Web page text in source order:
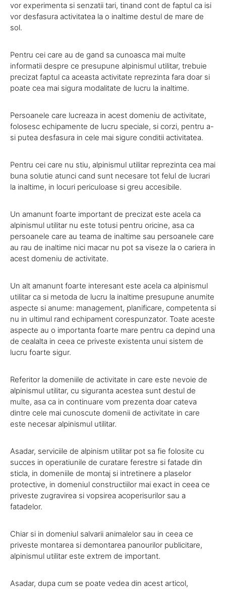
vor experimenta si senzatii tari, tinand cont de faptul ca isi
vor desfasura activitatea la o inaltime destul de mare de
sol.
Pentru cei care au de gand sa cunoasca mai multe
informatii despre ce presupune alpinismul utilitar, trebuie
precizat faptul ca aceasta activitate reprezinta fara doar si
poate cea mai sigura modalitate de lucru la inaltime.
Persoanele care lucreaza in acest domeniu de activitate,
folosesc echipamente de lucru speciale, si corzi, pentru a-
si putea desfasura in cele mai sigure conditii activitatea.
Pentru cei care nu stiu, alpinismul utilitar reprezinta cea mai
buna solutie atunci cand sunt necesare tot felul de lucrari
la inaltime, in locuri periculoase si greu accesibile.
Un amanunt foarte important de precizat este acela ca
alpinismul utilitar nu este totusi pentru oricine, asa ca
persoanele care au teama de inaltime sau persoanele care
au rau de inaltime nici macar nu pot sa viseze la o cariera in
acest domeniu de activitate.
Un alt amanunt foarte interesant este acela ca alpinismul
utilitar ca si metoda de lucru la inaltime presupune anumite
aspecte si anume: management, planificare, competenta si
nu in ultimul rand echipament corespunzator. Toate aceste
aspecte au o importanta foarte mare pentru ca depind una
de cealalta in ceea ce priveste existenta unui sistem de
lucru foarte sigur.
Referitor la domeniile de activitate in care este nevoie de
alpinismul utilitar, cu siguranta acestea sunt destul de
multe, asa ca in continuare vom prezenta doar cateva
dintre cele mai cunoscute domenii de activitate in care
este necesar alpinismul utilitar.
Asadar, serviciile de alpinism utilitar pot sa fie folosite cu
succes in operatiunile de curatare ferestre si fatade din
sticla, in domeniile de montaj si intretinere a plaselor
protective, in domeniul constructiilor mai exact in ceea ce
priveste zugravirea si vopsirea acoperisurilor sau a
fatadelor.
Chiar si in domeniul salvarii animalelor sau in ceea ce
priveste montarea si demontarea panourilor publicitare,
alpinismul utilitar este extrem de important.
Asadar, dupa cum se poate vedea din acest articol,